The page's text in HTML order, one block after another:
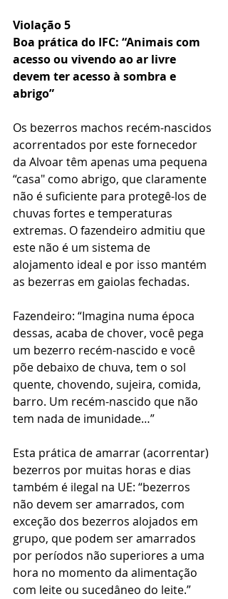
Violação 5
Boa prática do IFC: “Animais com
acesso ou vivendo ao ar livre
devem ter acesso à sombra e
abrigo”
Os bezerros machos recém-nascidos
acorrentados por este fornecedor
da Alvoar têm apenas uma pequena
“casa" como abrigo, que claramente
não é suficiente para protegê-los de
chuvas fortes e temperaturas
extremas. O fazendeiro admitiu que
este não é um sistema de
alojamento ideal e por isso mantém
as bezerras em gaiolas fechadas.
Fazendeiro: “Imagina numa época
dessas, acaba de chover, você pega
um bezerro recém-nascido e você
põe debaixo de chuva, tem o sol
quente, chovendo, sujeira, comida,
barro. Um recém-nascido que não
tem nada de imunidade…”
Esta prática de amarrar (acorrentar)
bezerros por muitas horas e dias
também é ilegal na UE: “bezerros
não devem ser amarrados, com
exceção dos bezerros alojados em
grupo, que podem ser amarrados
por períodos não superiores a uma
hora no momento da alimentação
com leite ou sucedâneo do leite.”